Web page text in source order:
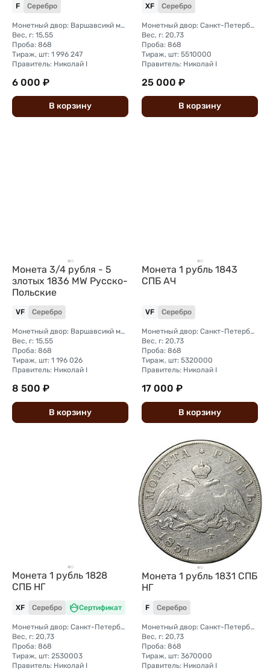
F Серебро
Монетный двор: Варшавсикй монетный двор (Польша)
Вес, г: 15,55
Проба: 868
Тираж, шт: 1 996 247
Правитель: Николай I
6 000 ₽
В корзину
XF Серебро
Монетный двор: Санкт-Петербургский монетный двор
Вес, г: 20,73
Проба: 868
Тираж, шт: 5510000
Правитель: Николай I
25 000 ₽
В корзину
Монета 3/4 рубля - 5
злотых 1836 МW Русско-
Польские
VF Серебро
Монетный двор: Варшавсикй монетный двор (Польша)
Вес, г: 15,55
Проба: 868
Тираж, шт: 1 196 026
Правитель: Николай I
8 500 ₽
В корзину
Монета 1 рубль 1843
СПБ АЧ
VF Серебро
Монетный двор: Санкт-Петербургский монетный двор
Вес, г: 20,73
Проба: 868
Тираж, шт: 5320000
Правитель: Николай I
17 000 ₽
В корзину
Монета 1 рубль 1828
СПБ НГ
XF Серебро Сертификат
Монетный двор: Санкт-Петербургский монетный двор
Вес, г: 20,73
Проба: 868
Тираж, шт: 2530003
Правитель: Николай I
Монета 1 рубль 1831 СПБ
НГ
F Серебро
Монетный двор: Санкт-Петербургский монетный двор
Вес, г: 20,73
Проба: 868
Тираж, шт: 3670000
Правитель: Николай I